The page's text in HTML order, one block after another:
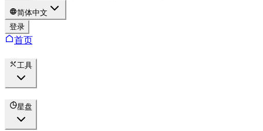
简体中文
登录
首页
工具
星盘